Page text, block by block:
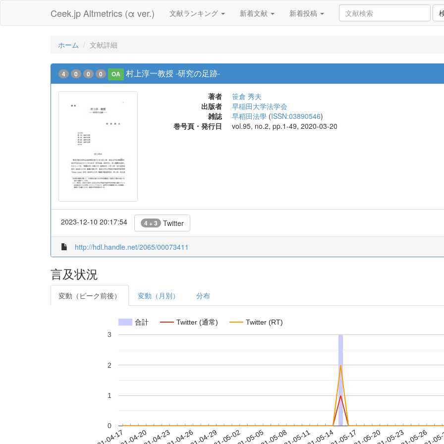
Ceek.jp Altmetrics (α ver.) 文献ランキング 新着文献 新着投稿
ホーム 文献詳細
4 0 0 0 OA 村上淳一教授 -研究の足跡-
著者
笹倉 秀夫
出版者
早稲田大学法学会
雑誌
早稻田法學 (ISSN:03890546)
巻号頁・発行日
vol.95, no.2, pp.1-49, 2020-03-20
2023-12-10 20:17:54 4 + 3 Twitter
http://hdl.handle.net/2065/00073411
言及状況
変動（ピーク前後） 変動（月別） 分布
合計 Twitter (通常) Twitter (RT)
0
1
2
3